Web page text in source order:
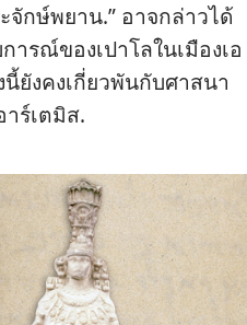
จักษ์​พยาน.” อาจ​กล่าว​ได้​
รณ์​ของ​เปาโล​ใน​เมือง​เอ
นี้​ยัง​คง​เกี่ยว​พัน​กับ​ศาสนา​
ร์เตมิส.